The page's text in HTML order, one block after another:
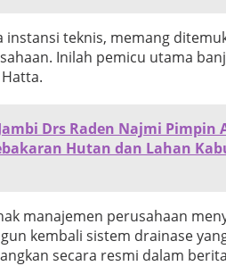
instansi teknis, memang
Inilah pemicu utama
Drs Raden Najmi Pimpin
Hutan dan Lahan
manajemen perusahaan
kembali sistem drainase
secara resmi dalam